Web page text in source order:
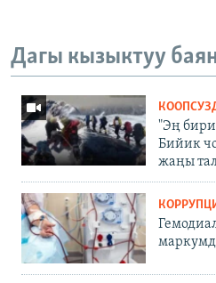
Дагы кызыктуу
"Эң
Бийик
жаңы